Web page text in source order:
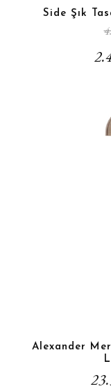
Side Şık
Alexander